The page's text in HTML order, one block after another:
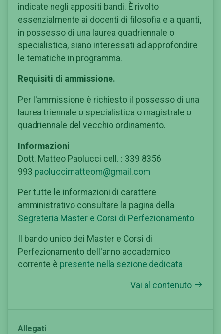
indicate negli appositi bandi. È rivolto
essenzialmente ai docenti di filosofia e a quanti,
in possesso di una laurea quadriennale o
specialistica, siano interessati ad approfondire
le tematiche in programma.
Requisiti di ammissione.
Per l'ammissione è richiesto il possesso di una
laurea triennale o specialistica o magistrale o
quadriennale del vecchio ordinamento.
Informazioni
Dott. Matteo Paolucci cell. : 339 8356
993 paoluccimatteom@gmail.com
Per tutte le informazioni di carattere
amministrativo consultare la pagina della
Segreteria Master e Corsi di Perfezionamento
Il bando unico dei Master e Corsi di
Perfezionamento dell'anno accademico
corrente è presente nella sezione dedicata
Vai al contenuto
Allegati